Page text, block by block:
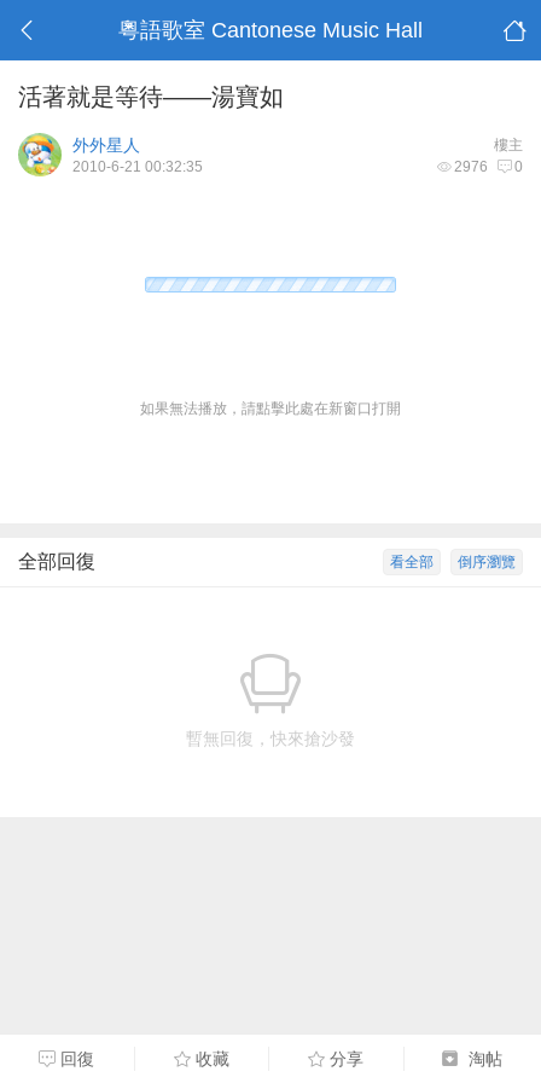
粵語歌室 Cantonese Music Hall
活著就是等待——湯寶如
樓主
外外星人
2976 0
2010-6-21 00:32:35
如果無法播放，請點擊此處在新窗口打開
倒序瀏覽
看全部
全部回復
暫無回復，快來搶沙發
回復 收藏 分享 淘帖